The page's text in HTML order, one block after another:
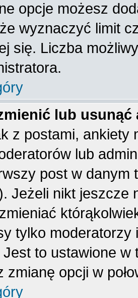
opcje możesz
wyznaczyć limit
się. Liczba
lub usunąć
z postami,
lub
post w
Jeżeli nikt jeszcze
tylko
to ustawione w
zmianę opcji w